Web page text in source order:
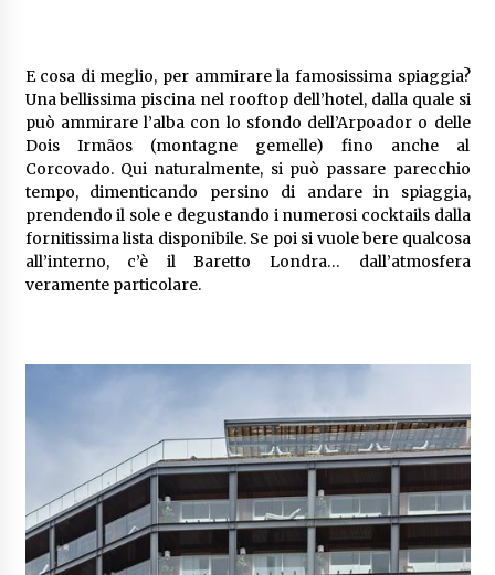
E cosa di meglio, per ammirare la famosissima spiaggia?
Una bellissima piscina nel rooftop dell’hotel, dalla quale si
può ammirare l’alba con lo sfondo dell’Arpoador o delle
Dois Irmãos (montagne gemelle) fino anche al
Corcovado. Qui naturalmente, si può passare parecchio
tempo, dimenticando persino di andare in spiaggia,
prendendo il sole e degustando i numerosi cocktails dalla
fornitissima lista disponibile. Se poi si vuole bere qualcosa
all’interno, c’è il Baretto Londra… dall’atmosfera
veramente particolare.